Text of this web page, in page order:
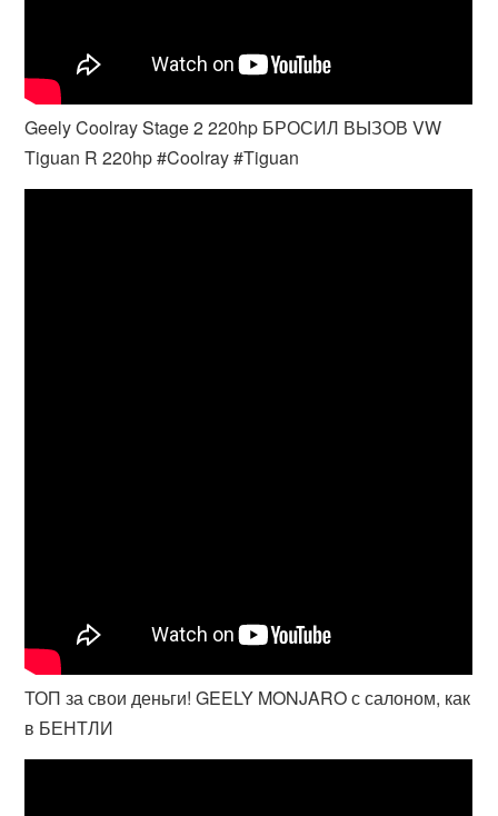
Geely Coolray Stage 2 220hp БРОСИЛ ВЫЗОВ VW
Tiguan R 220hp #Coolray #Tiguan
ТОП за свои деньги! GEELY MONJARO с салоном, как
в БЕНТЛИ